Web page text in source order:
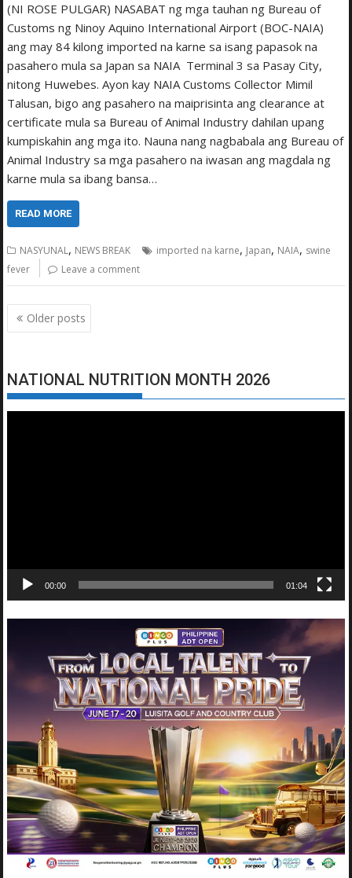
(NI ROSE PULGAR) NASABAT ng mga tauhan ng Bureau of
Customs ng Ninoy Aquino International Airport (BOC-NAIA)
ang may 84 kilong imported na karne sa isang papasok na
pasahero mula sa Japan sa NAIA Terminal 3 sa Pasay City,
nitong Huwebes. Ayon kay NAIA Customs Collector Mimil
Talusan, bigo ang pasahero na maiprisinta ang clearance at
certificate mula sa Bureau of Animal Industry dahilan upang
kumpiskahin ang mga ito. Nauna nang nagbabala ang Bureau of
Animal Industry sa mga pasahero na iwasan ang magdala ng
karne mula sa ibang bansa…
READ MORE
NASYUNAL, NEWS BREAK imported na karne, Japan, NAIA, swine
fever
Leave a comment
Posts
navigation
Older posts
NATIONAL NUTRITION MONTH 2026
00:00 01:04